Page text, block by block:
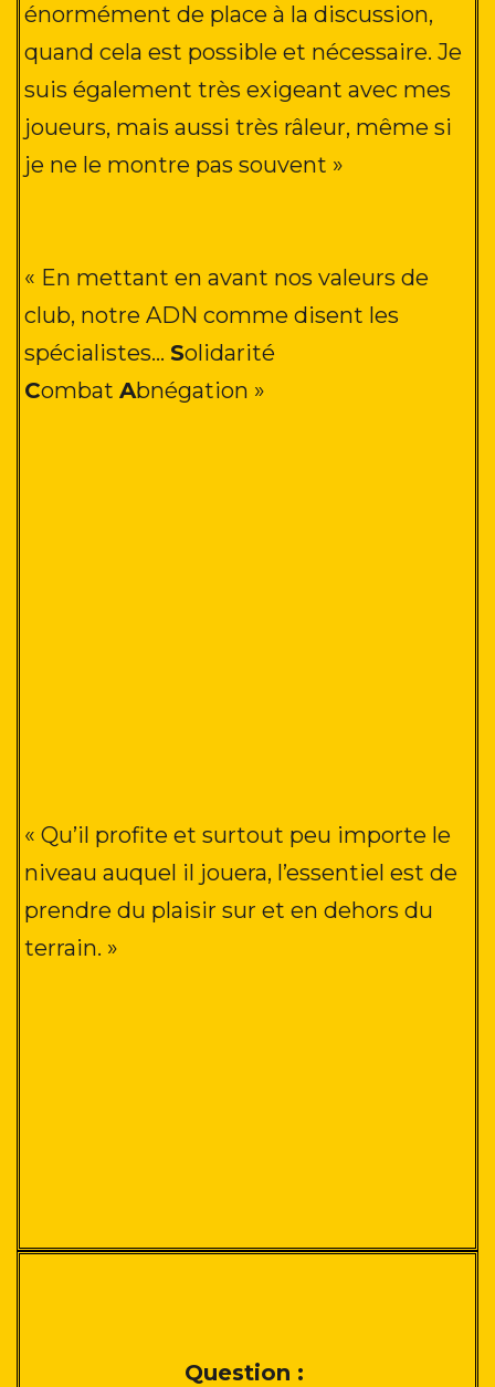
énormément de place à la discussion,
quand cela est possible et nécessaire. Je
suis également très exigeant avec mes
joueurs, mais aussi très râleur, même si
je ne le montre pas souvent »
« En mettant en avant nos valeurs de
club, notre ADN comme disent les
spécialistes… Solidarité
Combat Abnégation »
« Qu’il profite et surtout peu importe le
niveau auquel il jouera, l’essentiel est de
prendre du plaisir sur et en dehors du
terrain. »
Question :